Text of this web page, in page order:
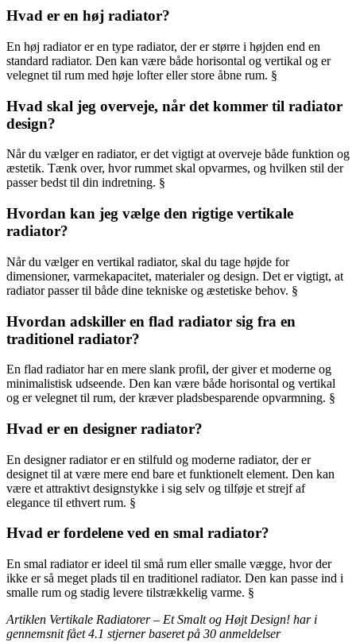
Hvad er en høj radiator?
En høj radiator er en type radiator, der er større i højden end en
standard radiator. Den kan være både horisontal og vertikal og er
velegnet til rum med høje lofter eller store åbne rum. §
Hvad skal jeg overveje, når det kommer til radiator
design?
Når du vælger en radiator, er det vigtigt at overveje både funktion og
æstetik. Tænk over, hvor rummet skal opvarmes, og hvilken stil der
passer bedst til din indretning. §
Hvordan kan jeg vælge den rigtige vertikale
radiator?
Når du vælger en vertikal radiator, skal du tage højde for
dimensioner, varmekapacitet, materialer og design. Det er vigtigt, at
radiator passer til både dine tekniske og æstetiske behov. §
Hvordan adskiller en flad radiator sig fra en
traditionel radiator?
En flad radiator har en mere slank profil, der giver et moderne og
minimalistisk udseende. Den kan være både horisontal og vertikal
og er velegnet til rum, der kræver pladsbesparende opvarmning. §
Hvad er en designer radiator?
En designer radiator er en stilfuld og moderne radiator, der er
designet til at være mere end bare et funktionelt element. Den kan
være et attraktivt designstykke i sig selv og tilføje et strejf af
elegance til ethvert rum. §
Hvad er fordelene ved en smal radiator?
En smal radiator er ideel til små rum eller smalle vægge, hvor der
ikke er så meget plads til en traditionel radiator. Den kan passe ind i
smalle rum og stadig levere tilstrækkelig varme. §
Artiklen Vertikale Radiatorer – Et Smalt og Højt Design! har i
gennemsnit fået4.1 stjerner baseret på 30 anmeldelser